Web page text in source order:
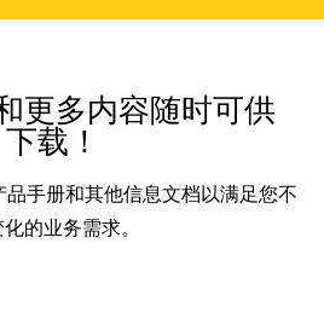
更多内容随时可供
下载！
手册和其他信息文档以满足您不
的业务需求。